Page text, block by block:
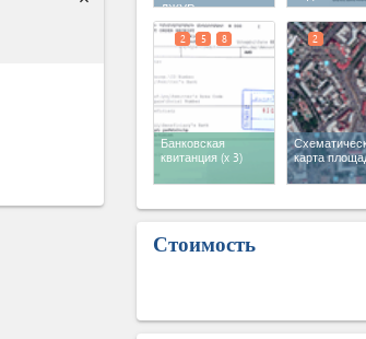
ДЖУР»‎
Банковская
квитанция (x 3)
2 5 8
карта
2
Стоимость